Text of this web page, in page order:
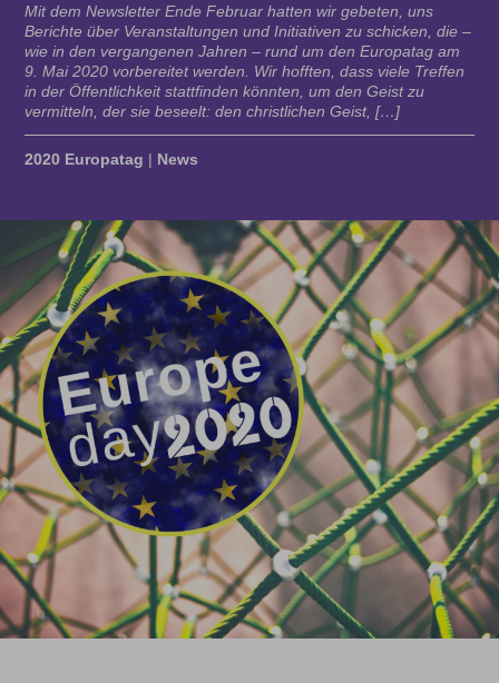
Mit dem Newsletter Ende Februar hatten wir gebeten, uns
Berichte über Veranstaltungen und Initiativen zu schicken, die –
wie in den vergangenen Jahren – rund um den Europatag am
9. Mai 2020 vorbereitet werden. Wir hofften, dass viele Treffen
in der Öffentlichkeit stattfinden könnten, um den Geist zu
vermitteln, der sie beseelt: den christlichen Geist, […]
2020 Europatag | News